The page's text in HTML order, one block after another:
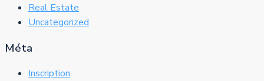
Real Estate
Uncategorized
Méta
Inscription